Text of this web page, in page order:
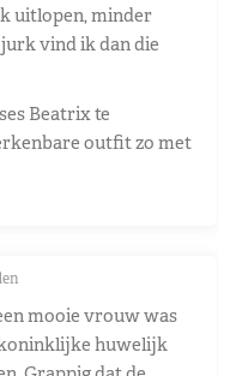
uitlopen, minder
vind ik dan die
Beatrix te
outfit zo met
mooie vrouw was
koninklijke huwelijk